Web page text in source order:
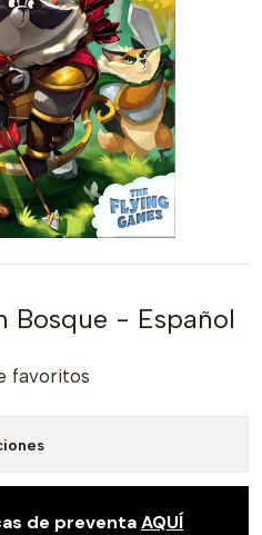
Bosque - Español
favoritos
de preventaAQUÍ